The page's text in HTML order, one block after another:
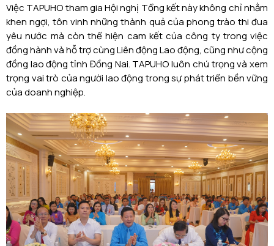
Việc TAPUHO tham gia Hội nghị Tổng kết này không chỉ nhằm
khen ngợi, tôn vinh những thành quả của phong trào thi đua
yêu nước mà còn thể hiện cam kết của công ty trong việc
đồng hành và hỗ trợ cùng Liên động Lao động, cũng như cộng
đồng lao động tỉnh Đồng Nai. TAPUHO luôn chú trọng và xem
trọng vai trò của người lao động trong sự phát triển bền vững
của doanh nghiệp.